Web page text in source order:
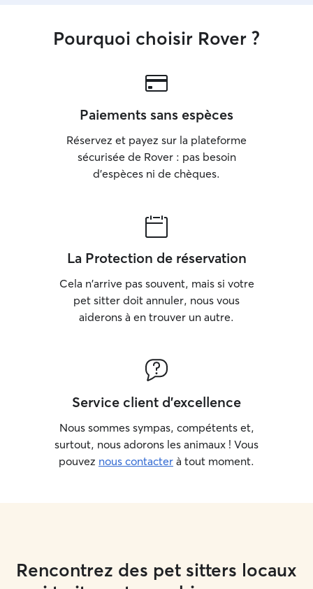
Pourquoi choisir Rover ?
Paiements sans espèces
Réservez et payez sur la plateforme
sécurisée de Rover : pas besoin
d'espèces ni de chèques.
La Protection de réservation
Cela n'arrive pas souvent, mais si votre
pet sitter doit annuler, nous vous
aiderons à en trouver un autre.
Service client d'excellence
Nous sommes sympas, compétents et,
surtout, nous adorons les animaux ! Vous
pouvez nous contacter à tout moment.
Rencontrez des pet sitters locaux